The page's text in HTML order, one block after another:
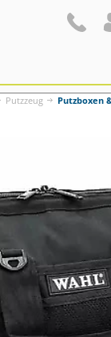
Putzzeug Putzboxen